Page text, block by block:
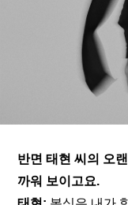
반면 태현 씨의 오
까워 보이고요.